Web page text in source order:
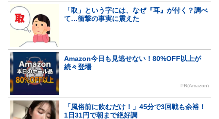
「取」という字には、なぜ『耳』が付く？調べ
て…衝撃の事実に震えた
Amazon今日も見逃せない！80%OFF以上が
続々登場
PR(Amazon)
「風俗前に飲むだけ！」45分で3回戦も余裕！
1日31円で朝まで絶好調